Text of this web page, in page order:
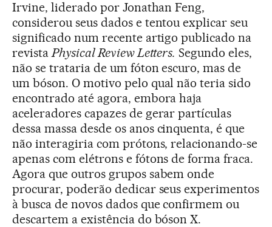
Irvine, liderado por Jonathan Feng,
considerou seus dados e tentou explicar seu
significado num recente artigo publicado na
revistaPhysical Review Letters. Segundo eles,
não se trataria de um fóton escuro, mas de
um bóson. O motivo pelo qual não teria sido
encontrado até agora, embora haja
aceleradores capazes de gerar partículas
dessa massa desde os anos cinquenta, é que
não interagiria com prótons, relacionando-se
apenas com elétrons e fótons de forma fraca.
Agora que outros grupos sabem onde
procurar, poderão dedicar seus experimentos
à busca de novos dados que confirmem ou
descartem a existência do bóson X.